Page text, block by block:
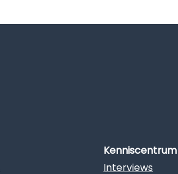
Kenniscentrum
Interviews